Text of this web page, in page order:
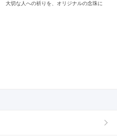
大切な人への祈りを、オリジナルの念珠に